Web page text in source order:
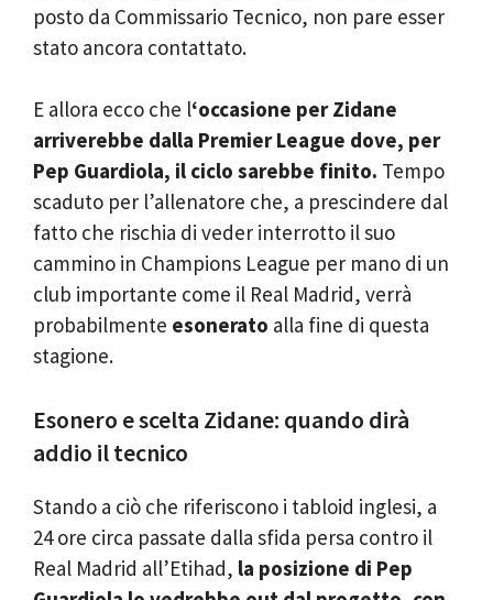
posto da Commissario Tecnico, non pare esser
stato ancora contattato.
E allora ecco che l‘occasione per Zidane
arriverebbe dalla Premier League dove, per
Pep Guardiola, il ciclo sarebbe finito. Tempo
scaduto per l’allenatore che, a prescindere dal
fatto che rischia di veder interrotto il suo
cammino in Champions League per mano di un
club importante come il Real Madrid, verrà
probabilmente esonerato alla fine di questa
stagione.
Esonero e scelta Zidane: quando dirà
addio il tecnico
Stando a ciò che riferiscono i tabloid inglesi, a
24 ore circa passate dalla sfida persa contro il
Real Madrid all’Etihad, la posizione di Pep